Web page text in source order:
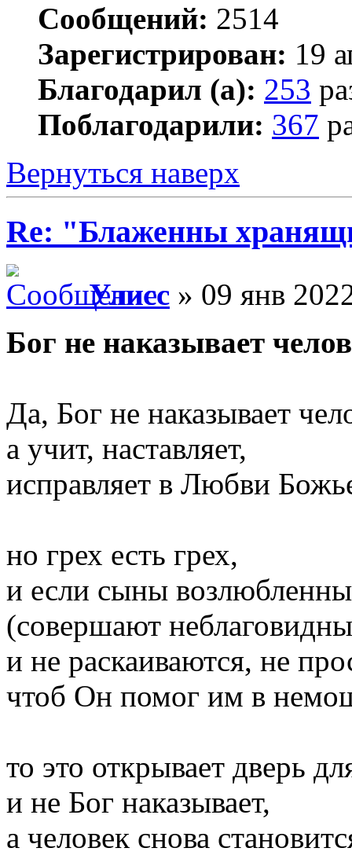
Сообщений: 2514
Зарегистрирован: 19
Благодарил (а): 253
Поблагодарили: 367
Вернуться наверх
Re: "Блаженны
Улисс » 09 янв
Бог не наказывает
Да, Бог не наказывает
а учит, наставляет,
исправляет в Любви
но грех есть грех,
и если сыны
(совершают
и не раскаиваются, не
чтоб Он помог им в
то это открывает дверь
и не Бог наказывает,
а человек снова